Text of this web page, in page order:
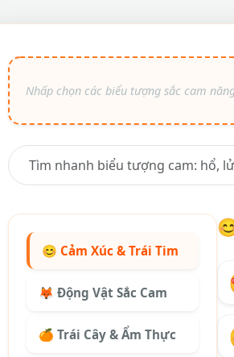
😊 Cảm Xúc & Trái Tim
🦊 Động Vật Sắc Cam
🍊 Trái Cây & Ẩm Thực